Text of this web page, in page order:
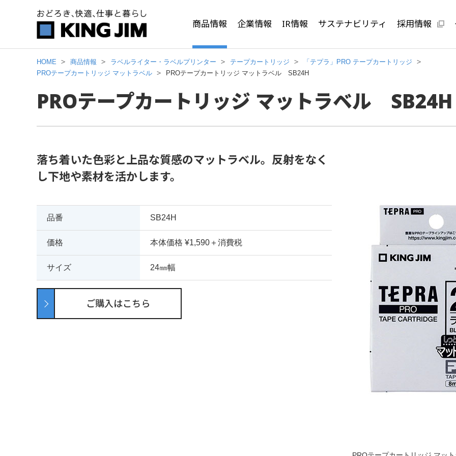
商品情報 企業情報 IR情報 サステナビリティ 採用情報
HOME 商品情報 ラベルライター・ラベルプリンター テープカートリッジ
「テプラ」PRO テープカートリッジ
PROテープカートリッジ マットラベル
PROテープカートリッジ マットラベル SB24H
PROテープカートリッジ マットラベル SB24H
落ち着いた色彩と上品な質感のマットラベル。反射をなく
し下地や素材を活かします。
品番 SB24H
価格 本体価格 ¥1,590＋消費税
サイズ 24㎜幅
ご購入はこちら